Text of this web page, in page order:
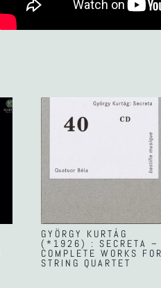
GYÖRGY KURTÁG
(*1926) : SECRETA –
COMPLETE WORKS FOR
STRING QUARTET